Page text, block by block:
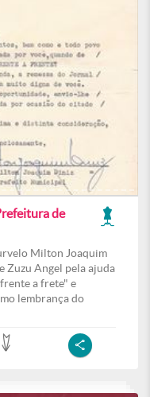
de
Milton Joaquim
Zuzu Angel pela ajuda
a frete" e
lembrança do